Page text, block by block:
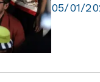
05/01/